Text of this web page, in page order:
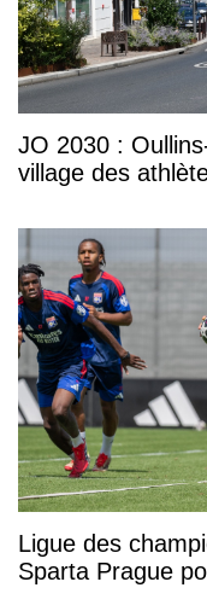
JO 2030 :
village des
Ligue des
Sparta Prague